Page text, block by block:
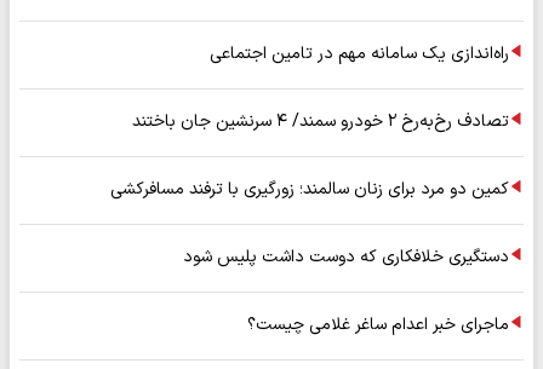
راه‌اندازی یک سامانه مهم در تامین اجتماعی
تصادف رخ‌به‌رخ ۲ خودرو سمند/ ۴ سرنشین جان باختند
کمین دو مرد برای زنان سالمند؛ زورگیری با ترفند مسافرکشی
دستگیری خلافکاری که دوست داشت پلیس شود
ماجرای خبر اعدام ساغر غلامی چیست؟